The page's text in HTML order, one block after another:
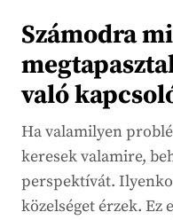
Számodra
való
Ha valamilyen
keresek valamire,
perspektívát.
közelséget érzek. Ez